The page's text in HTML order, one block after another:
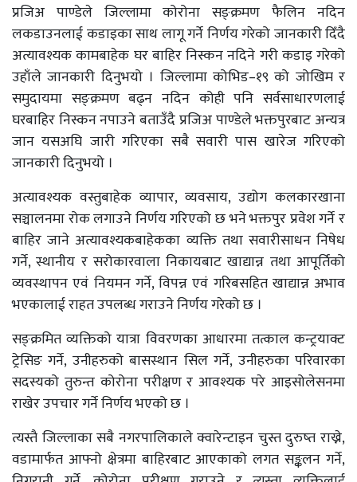
प्रजिअ पाण्डेले जिल्लामा कोरोना सङ्क्रमण फैलिन नदिन
लकडाउनलाई कडाइका साथ लागू गर्ने निर्णय गरेको जानकारी दिँदै
अत्यावश्यक कामबाहेक घर बाहिर निस्कन नदिने गरी कडाइ गरेको
उहाँले जानकारी दिनुभयो । जिल्लामा कोभिड–१९ को जोखिम र
समुदायमा सङ्क्रमण बढ्न नदिन कोही पनि सर्वसाधारणलाई
घरबाहिर निस्कन नपाउने बताउँदै प्रजिअ पाण्डेले भक्तपुरबाट अन्यत्र
जान यसअघि जारी गरिएका सबै सवारी पास खारेज गरिएको
जानकारी दिनुभयो ।
अत्यावश्यक वस्तुबाहेक व्यापार, व्यवसाय, उद्योग कलकारखाना
सञ्चालनमा रोक लगाउने निर्णय गरिएको छ भने भक्तपुर प्रवेश गर्ने र
बाहिर जाने अत्यावश्यकबाहेकका व्यक्ति तथा सवारीसाधन निषेध
गर्ने, स्थानीय र सरोकारवाला निकायबाट खाद्यान्न तथा आपूर्तिको
व्यवस्थापन एवं नियमन गर्ने, विपन्न एवं गरिबसहित खाद्यान्न अभाव
भएकालाई राहत उपलब्ध गराउने निर्णय गरेको छ ।
सङ्क्रमित व्यक्तिको यात्रा विवरणका आधारमा तत्काल कन्ट्रयाक्ट
ट्रेसिङ गर्ने, उनीहरुको बासस्थान सिल गर्ने, उनीहरुका परिवारका
सदस्यको तुरुन्त कोरोना परीक्षण र आवश्यक परे आइसोलेसनमा
राखेर उपचार गर्ने निर्णय भएको छ ।
त्यस्तै जिल्लाका सबै नगरपालिकाले क्वारेन्टाइन चुस्त दुरुष्त राख्ने,
वडामार्फत आफ्नो क्षेत्रमा बाहिरबाट आएकाको लगत सङ्कलन गर्ने,